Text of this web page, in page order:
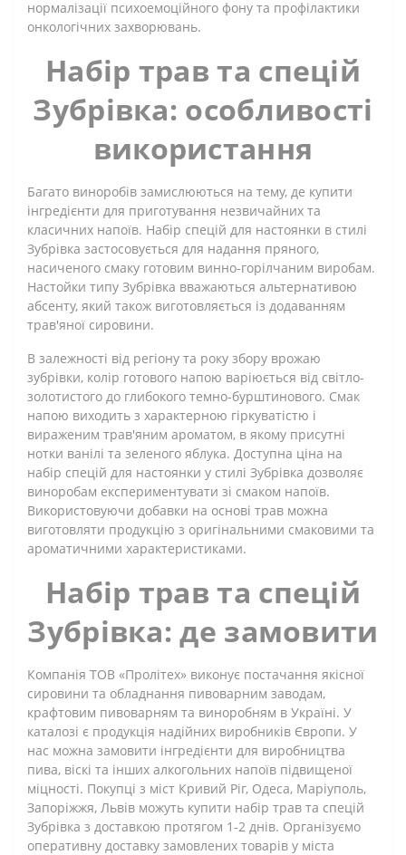
нормалізації психоемоційного фону та профілактики
онкологічних захворювань.
Набір трав та спецій
Зубрівка: особливості
використання
Багато виноробів замислюються на тему, де купити
інгредієнти для приготування незвичайних та
класичних напоїв. Набір спецій для настоянки в стилі
Зубрівка застосовується для надання пряного,
насиченого смаку готовим винно-горілчаним виробам.
Настойки типу Зубрівка вважаються альтернативою
абсенту, який також виготовляється із додаванням
трав'яної сировини.
В залежності від регіону та року збору врожаю
зубрівки, колір готового напою варіюється від світло-
золотистого до глибокого темно-бурштинового. Смак
напою виходить з характерною гіркуватістю і
вираженим трав'яним ароматом, в якому присутні
нотки ванілі та зеленого яблука. Доступна ціна на
набір спецій для настоянки у стилі Зубрівка дозволяє
виноробам експериментувати зі смаком напоїв.
Використовуючи добавки на основі трав можна
виготовляти продукцію з оригінальними смаковими та
ароматичними характеристиками.
Набір трав та спецій
Зубрівка: де замовити
Компанія ТОВ «Пролітех» виконує постачання якісної
сировини та обладнання пивоварним заводам,
крафтовим пивоварням та виноробням в Україні. У
каталозі є продукція надійних виробників Європи. У
нас можна замовити інгредієнти для виробництва
пива, віскі та інших алкогольних напоїв підвищеної
міцності. Покупці з міст Кривий Ріг, Одеса, Маріуполь,
Запоріжжя, Львів можуть купити набір трав та спецій
Зубрівка з доставкою протягом 1-2 днів. Організуємо
оперативну доставку замовлених товарів у міста